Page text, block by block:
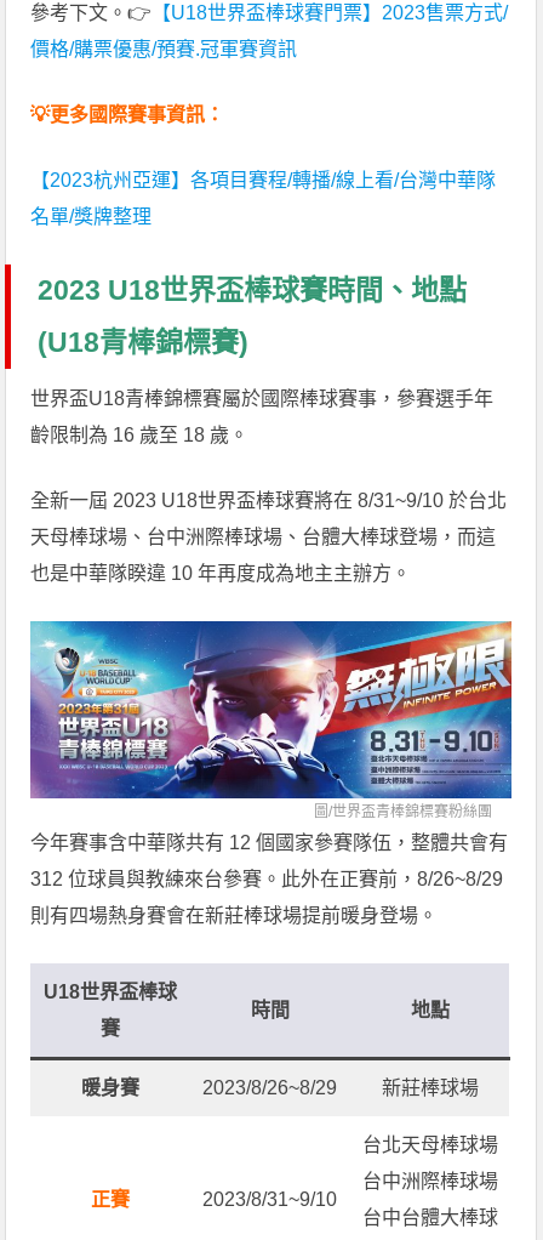
參考下文。👉 【U18世界盃棒球賽門票】2023售票方式/
價格/購票優惠/預賽.冠軍賽資訊
💡更多國際賽事資訊：
【2023杭州亞運】各項目賽程/轉播/線上看/台灣中華隊
名單/獎牌整理
2023 U18世界盃棒球賽時間、地點
(U18青棒錦標賽)
世界盃U18青棒錦標賽屬於國際棒球賽事，參賽選手年
齡限制為 16 歲至 18 歲。
全新一屆 2023 U18世界盃棒球賽將在 8/31~9/10 於台北
天母棒球場、台中洲際棒球場、台體大棒球登場，而這
也是中華隊睽違 10 年再度成為地主主辦方。
圖/世界盃青棒錦標賽粉絲團
今年賽事含中華隊共有 12 個國家參賽隊伍，整體共會有
312 位球員與教練來台參賽。此外在正賽前，8/26~8/29
則有四場熱身賽會在新莊棒球場提前暖身登場。
U18世界盃棒球
賽
時間 地點
暖身賽 2023/8/26~8/29 新莊棒球場
正賽 2023/8/31~9/10
台北天母棒球場
台中洲際棒球場
台中台體大棒球